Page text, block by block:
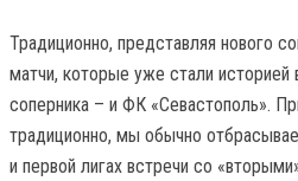
Традиционно, представляя нового
матчи, которые уже стали историей
соперника – и ФК «Севастополь».
традиционно, мы обычно
и первой лигах встречи со